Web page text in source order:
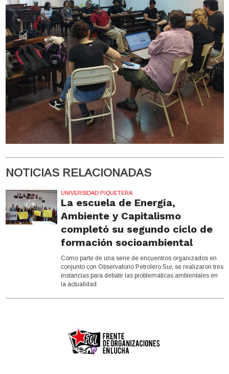
NOTICIAS RELACIONADAS
UNIVERSIDAD PIQUETERA
La escuela de Energía,
Ambiente y Capitalismo
completó su segundo ciclo de
formación socioambiental
Como parte de una serie de encuentros organizados en
conjunto con Observatorio Petrolero Sur, se realizaron tres
instancias para debatir las problemáticas ambientales en
la actualidad.